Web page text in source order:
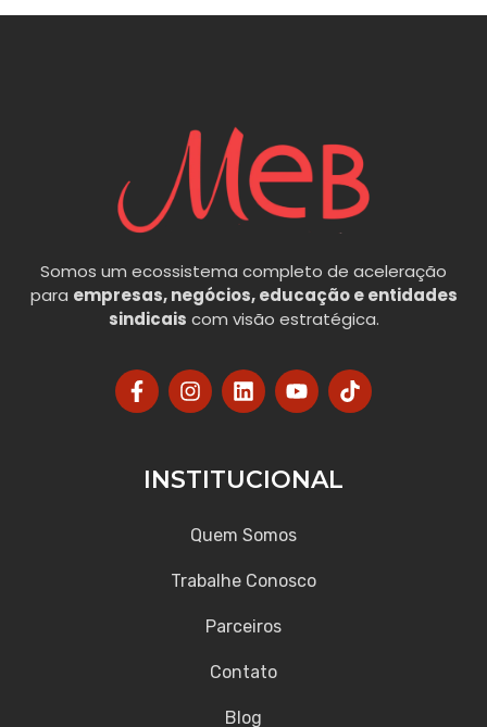
Somos um ecossistema completo de aceleração
para empresas, negócios, educação e entidades
sindicais com visão estratégica.
INSTITUCIONAL
Quem Somos
Trabalhe Conosco
Parceiros
Contato
Blog